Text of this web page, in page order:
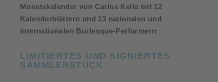
Monatskalender von Carlos Kella mit 12
Kalenderblättern und 13 nationalen und
internationalen Burlesque-Performern
LIMITIERTES UND SIGNIERTES
SAMMLERSTÜCK